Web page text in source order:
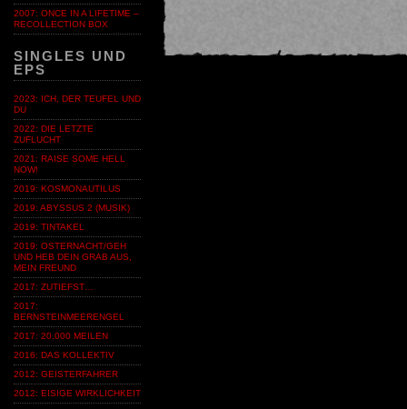
2007: ONCE IN A LIFETIME –
RECOLLECTION BOX
SINGLES UND
EPS
2023: ICH, DER TEUFEL UND
DU
2022: DIE LETZTE
ZUFLUCHT
2021: RAISE SOME HELL
NOW!
2019: KOSMONAUTILUS
2019: ABYSSUS 2 (MUSIK)
2019: TINTAKEL
2019: OSTERNACHT/GEH
UND HEB DEIN GRAB AUS,
MEIN FREUND
2017: ZUTIEFST…
2017:
BERNSTEINMEERENGEL
2017: 20.000 MEILEN
2016: DAS KOLLEKTIV
2012: GEISTERFAHRER
2012: EISIGE WIRKLICHKEIT